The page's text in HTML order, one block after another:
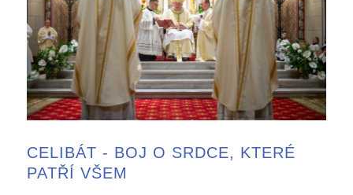
CELIBÁT - BOJ O SRDCE, KTERÉ
PATŘÍ VŠEM